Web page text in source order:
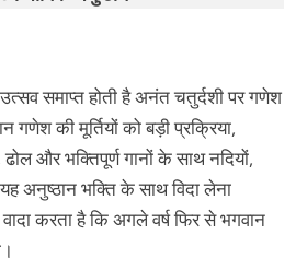
समाप्त होती है अनंत चतुर्दशी पर गणेश
की मूर्तियों को बड़ी प्रक्रिया,
ढोल और भक्तिपूर्ण गानों के साथ नदियों,
अनुष्ठान भक्ति के साथ विदा लेना
करता है कि अगले वर्ष फिर से भगवान